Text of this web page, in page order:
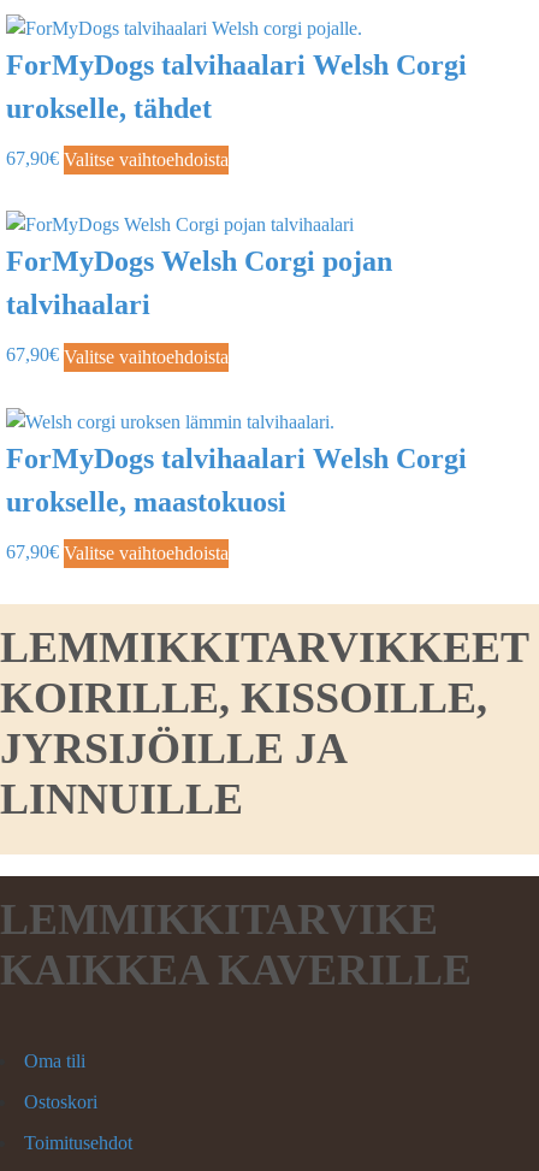
ForMyDogs talvihaalari Welsh Corgi
urokselle, tähdet
67,90€ Valitse vaihtoehdoista
ForMyDogs Welsh Corgi pojan
talvihaalari
67,90€ Valitse vaihtoehdoista
ForMyDogs talvihaalari Welsh Corgi
urokselle, maastokuosi
67,90€ Valitse vaihtoehdoista
LEMMIKKITARVIKKEET
KOIRILLE, KISSOILLE,
JYRSIJÖILLE JA
LINNUILLE
LEMMIKKITARVIKE
KAIKKEA KAVERILLE
Oma tili
Ostoskori
Toimitusehdot